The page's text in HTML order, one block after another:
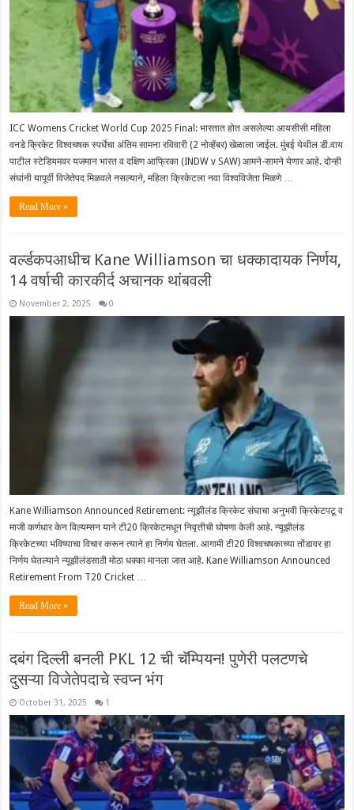
ICC Womens Cricket World Cup 2025 Final: भारतात होत असलेल्या आयसीसी महिला
वनडे क्रिकेट विश्वचषक स्पर्धेचा अंतिम सामना रविवारी (2 नोव्हेंबर) खेळाला जाईल. मुंबई येथील डी.वाय
पाटील स्टेडियमवर यजमान भारत व दक्षिण आफ्रिका (INDW v SAW) आमने-सामने येणार आहे. दोन्ही
संघांनी यापूर्वी विजेतेपद मिळवले नसल्याने, महिला क्रिकेटला नवा विश्वविजेता मिळणे …
Read More »
वर्ल्डकपआधीच Kane Williamson चा धक्कादायक निर्णय,
14 वर्षाची कारकीर्द अचानक थांबवली
November 2, 2025 0
Kane Williamson Announced Retirement: न्यूझीलंड क्रिकेट संघाचा अनुभवी क्रिकेटपटू व
माजी कर्णधार केन विल्यम्सन याने टी20 क्रिकेटमधून निवृत्तीची घोषणा केली आहे. न्यूझीलंड
क्रिकेटच्या भविष्याचा विचार करून त्याने हा निर्णय घेतला. आगामी टी20 विश्वचषकाच्या तोंडावर हा
निर्णय घेतल्याने न्यूझीलंडसाठी मोठा धक्का मानला जात आहे. Kane Williamson Announced
Retirement From T20 Cricket …
Read More »
दबंग दिल्ली बनली PKL 12 ची चॅम्पियन! पुणेरी पलटणचे
दुसऱ्या विजेतेपदाचे स्वप्न भंग
October 31, 2025 1